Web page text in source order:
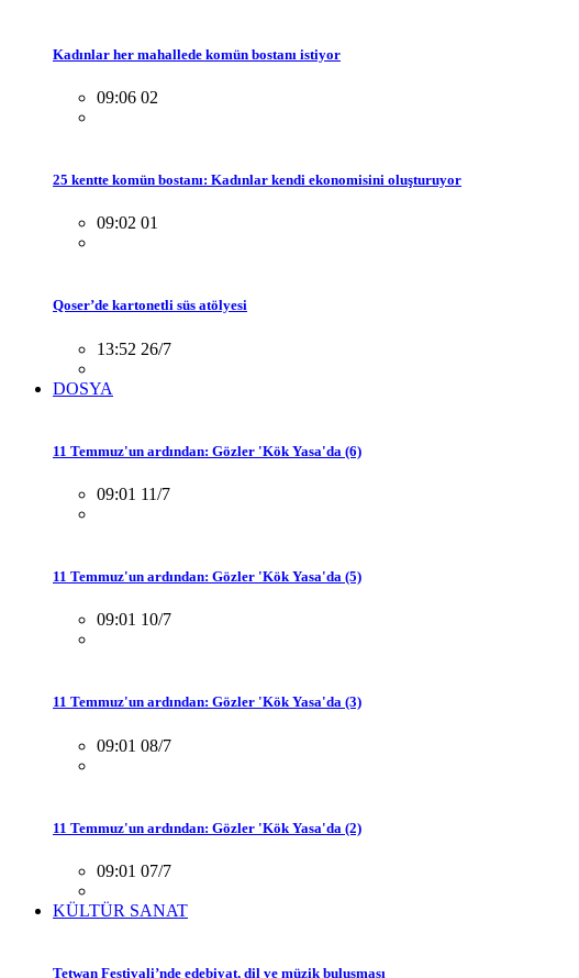
Kadınlar her mahallede komün bostanı istiyor
09:06 02
25 kentte komün bostanı: Kadınlar kendi ekonomisini oluşturuyor
09:02 01
Qoser’de kartonetli süs atölyesi
13:52 26/7
DOSYA
11 Temmuz'un ardından: Gözler 'Kök Yasa'da (6)
09:01 11/7
11 Temmuz'un ardından: Gözler 'Kök Yasa'da (5)
09:01 10/7
11 Temmuz'un ardından: Gözler 'Kök Yasa'da (3)
09:01 08/7
11 Temmuz'un ardından: Gözler 'Kök Yasa'da (2)
09:01 07/7
KÜLTÜR SANAT
Tetwan Festivali’nde edebiyat, dil ve müzik buluşması